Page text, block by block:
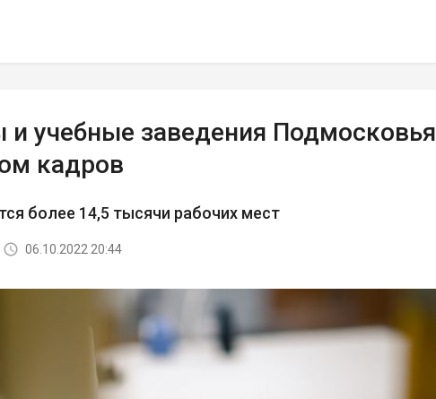
и учебные заведения
кадров
более 14,5 тысячи рабочих мест
06.10.2022 20:44